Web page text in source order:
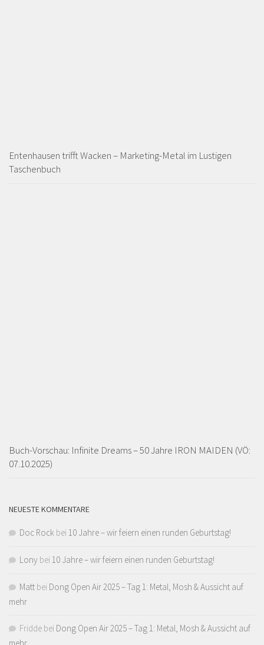
Entenhausen trifft Wacken – Marketing-Metal im Lustigen
Taschenbuch
Buch-Vorschau: Infinite Dreams – 50 Jahre IRON MAIDEN (VÖ:
07.10.2025)
NEUESTE KOMMENTARE
Doc Rock bei 10 Jahre – wir feiern einen runden Geburtstag!
Lony bei 10 Jahre – wir feiern einen runden Geburtstag!
Matt bei Dong Open Air 2025 – Tag 1: Metal, Mosh & Aussicht auf
mehr
Fridde bei Dong Open Air 2025 – Tag 1: Metal, Mosh & Aussicht auf